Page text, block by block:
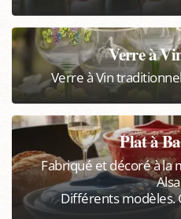
Verre à
Verre à Vin
Plat à
Fabriqué et décoré à la
Différents modèles.